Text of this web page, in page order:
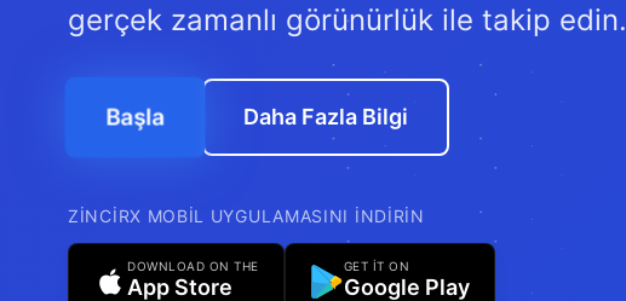
gerçek zamanlı görünürlük ile takip edin.
Başla Daha Fazla Bilgi
ZINCIRX MOBIL UYGULAMASINI INDIRIN
DOWNLOAD ON THE
App Store
GET IT ON
Google Play